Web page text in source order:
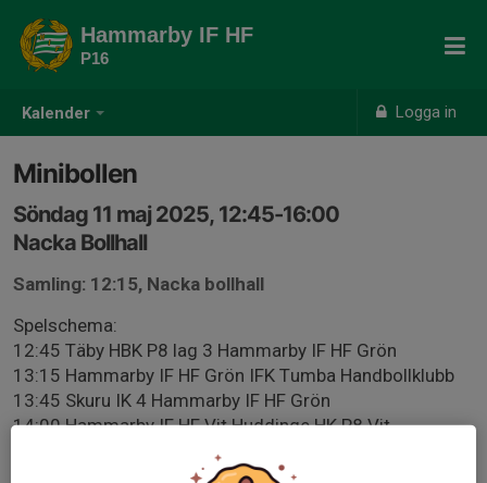
Kalender Logga in
Hammarby IF HF
P16
Minibollen
Söndag 11 maj 2025, 12:45-16:00
Nacka Bollhall
Samling: 12:15, Nacka bollhall
Spelschema:
12:45 Täby HBK P8 lag 3 Hammarby IF HF Grön
13:15 Hammarby IF HF Grön IFK Tumba Handbollklubb
13:45 Skuru IK 4 Hammarby IF HF Grön
14:00 Hammarby IF HF Vit Huddinge HK P8 Vit
14:30 Sannadals SK Hammarby IF HF Vit
15:00 Hammarby IF HF Vit Tyresö Handboll Gul